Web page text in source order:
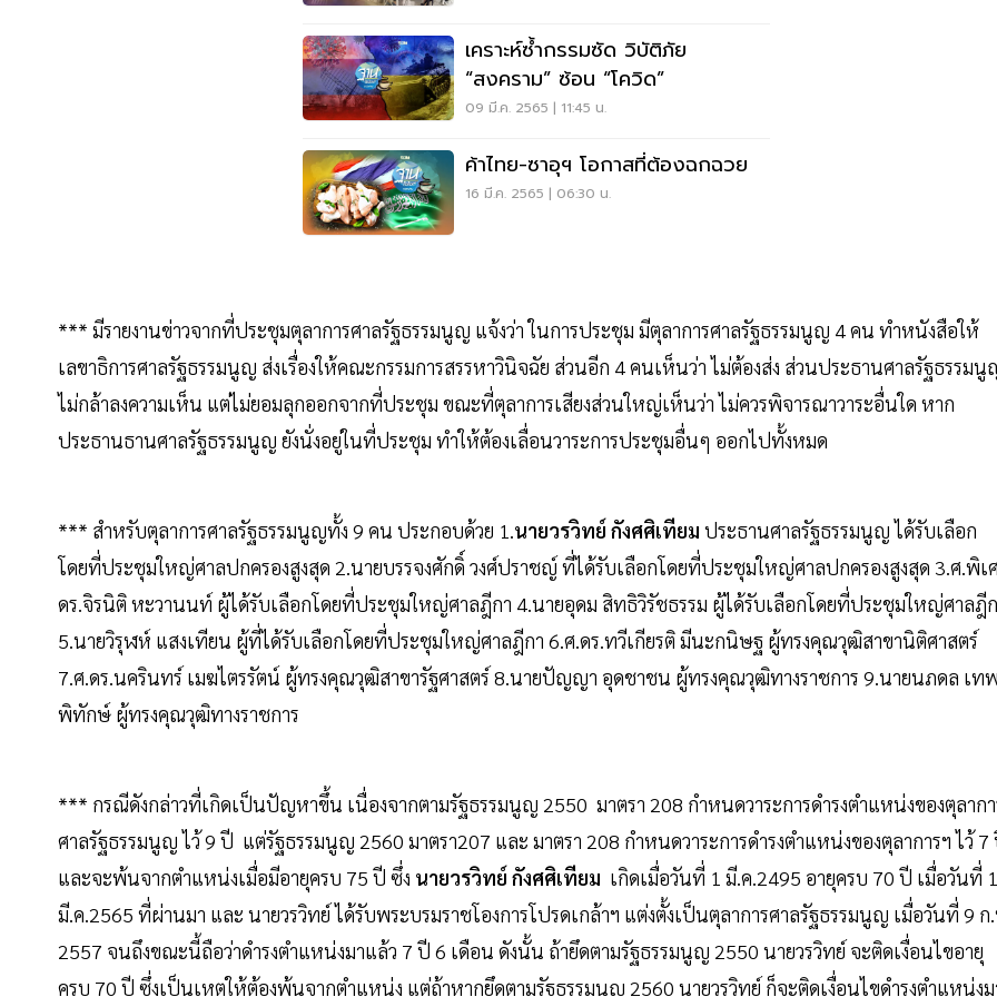
เคราะห์ซ้ำกรรมซัด วิบัติภัย
“สงคราม” ซ้อน “โควิด”
09 มี.ค. 2565 | 11:45 น.
ค้าไทย-ซาอุฯ โอกาสที่ต้องฉกฉวย
16 มี.ค. 2565 | 06:30 น.
*** มีรายงานข่าวจากที่ประชุมตุลาการศาลรัฐธรรมนูญ แจ้งว่า ในการประชุม มีตุลาการศาลรัฐธรรมนูญ 4 คน ทำหนังสือให้
เลขาธิการศาลรัฐธรรมนูญ ส่งเรื่องให้คณะกรรมการสรรหาวินิจฉัย ส่วนอีก 4 คนเห็นว่า ไม่ต้องส่ง ส่วนประธานศาลรัฐธรรม
ไม่กล้าลงความเห็น แต่ไม่ยอมลุกออกจากที่ประชุม ขณะที่ตุลาการเสียงส่วนใหญ่เห็นว่า ไม่ควรพิจารณาวาระอื่นใด หาก
ประธานธานศาลรัฐธรรมนูญ ยังนั่งอยู่ในที่ประชุม ทำให้ต้องเลื่อนวาระการประชุมอื่นๆ ออกไปทั้งหมด
*** สำหรับตุลาการศาลรัฐธรรมนูญทั้ง 9 คน ประกอบด้วย 1.นายวรวิทย์ กังศศิเทียม ประธานศาลรัฐธรรมนูญ ได้รับเลือก
โดยที่ประชุมใหญ่ศาลปกครองสูงสุด 2.นายบรรจงศักดิ์ วงศ์ปราชญ์ ที่ได้รับเลือกโดยที่ประชุมใหญ่ศาลปกครองสูงสุด 3.ศ.พิเ
ดร.จิรนิติ หะวานนท์ ผู้ได้รับเลือกโดยที่ประชุมใหญ่ศาลฎีกา 4.นายอุดม สิทธิวิรัชธรรม ผู้ได้รับเลือกโดยที่ประชุมใหญ่ศาลฎี
5.นายวิรุฬห์ แสงเทียน ผู้ที่ได้รับเลือกโดยที่ประชุมใหญ่ศาลฎีกา 6.ศ.ดร.ทวีเกียรติ มีนะกนิษฐ ผู้ทรงคุณวุฒิสาขานิติศาสตร์
7.ศ.ดร.นครินทร์ เมฆไตรรัตน์ ผู้ทรงคุณวุฒิสาขารัฐศาสตร์ 8.นายปัญญา อุดชาชน ผู้ทรงคุณวุฒิทางราชการ 9.นายนภดล เท
พิทักษ์ ผู้ทรงคุณวุฒิทางราชการ
*** กรณีดังกล่าวที่เกิดเป็นปัญหาขึ้น เนื่องจากตามรัฐธรรมนูญ 2550 มาตรา 208 กำหนดวาระการดำรงตำแหน่งของตุลาก
ศาลรัฐธรรมนูญ ไว้ 9 ปี แต่รัฐธรรมนูญ 2560 มาตรา207 และ มาตรา 208 กำหนดวาระการดำรงตำแหน่งของตุลาการฯ ไว้ 7
และจะพ้นจากตำแหน่งเมื่อมีอายุครบ 75 ปี ซึ่ง นายวรวิทย์ กังศศิเทียม เกิดเมื่อวันที่ 1 มี.ค.2495 อายุครบ 70 ปี เมื่อวันที่ 1
มี.ค.2565 ที่ผ่านมา และ นายวรวิทย์ ได้รับพระบรมราชโองการโปรดเกล้าฯ แต่งตั้งเป็นตุลาการศาลรัฐธรรมนูญ เมื่อวันที่ 9
2557 จนถึงขณะนี้ถือว่าดำรงตำแหน่งมาแล้ว 7 ปี 6 เดือน ดังนั้น ถ้ายึดตามรัฐธรรมนูญ 2550 นายวรวิทย์ จะติดเงื่อนไขอายุ
ครบ 70 ปี ซึ่งเป็นเหตุให้ต้องพ้นจากตำแหน่ง แต่ถ้าหากยึดตามรัฐธรรมนูญ 2560 นายวรวิทย์ ก็จะติดเงื่อนไขดำรงตำแหน่ง